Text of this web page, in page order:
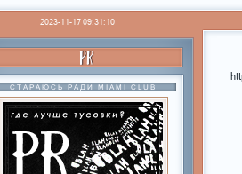
2023-11-17 09:31:10
PR
СТАРАЮСЬ РАДИ MIAMI CLUB